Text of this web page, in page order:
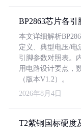
BP2863芯片各引
本文详细解析
定义、典型电压/电
引脚参数对照表。
用电路设计要点，
（版本V1.2）。
2026年8月4日
T2紫铜国标硬度